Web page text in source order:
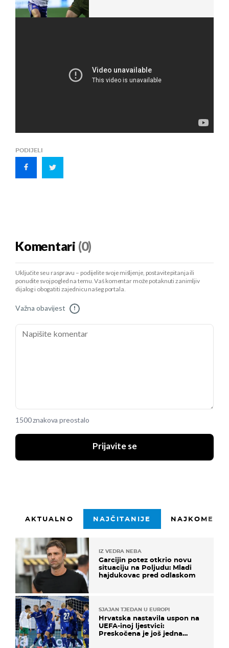
PODIJELI
Komentari (0)
Uključite se u raspravu – podijelite svoje mišljenje, postavite pitanja ili
ponudite svoj pogled na temu. Vaš komentar može potaknuti zanimljiv
dijalog i obogatiti zajednicu našeg portala.
Važna obavijest !
1500 znakova preostalo
Prijavite se
AKTUALNO NAJČITANIJE
IZ VEDRA NEBA
Garcijin potez otkrio novu
situaciju na Poljudu: Mladi
hajdukovac pred odlaskom
SJAJAN TJEDAN U EUROPI
Hrvatska nastavila uspon na
UEFA-inoj ljestvici:
Preskočena je još jedna